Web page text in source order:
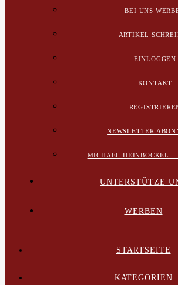
BEI UNS
ARTIKEL
EINLOGGEN
KONTAKT
NEWSLETTER
MICHAEL HEINBOCKEL –
UNTERSTÜTZE
WERBEN
STARTSEITE
KATEGORIEN